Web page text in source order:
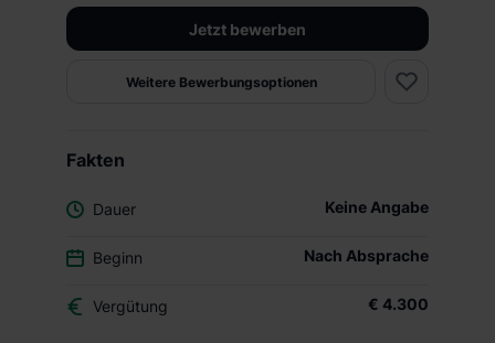
Jetzt bewerben
Weitere Bewerbungsoptionen
Fakten
Dauer Keine Angabe
Beginn Nach Absprache
Vergütung € 4.300